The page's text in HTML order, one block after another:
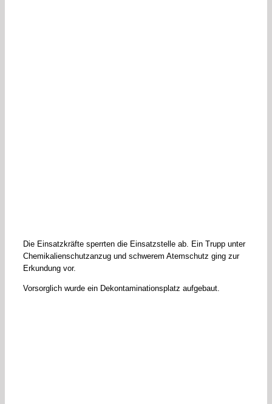
Die Einsatzkräfte sperrten die Einsatzstelle ab. Ein Trupp unter
Chemikalienschutzanzug und schwerem Atemschutz ging zur
Erkundung vor.
Vorsorglich wurde ein Dekontaminationsplatz aufgebaut.